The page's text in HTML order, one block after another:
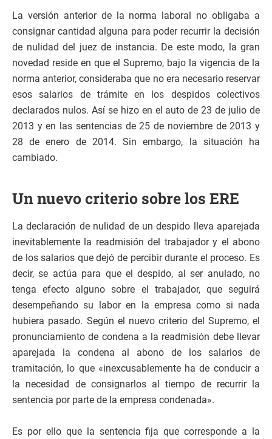
La versión anterior de la norma laboral no obligaba a
consignar cantidad alguna para poder recurrir la decisión
de nulidad del juez de instancia. De este modo, la gran
novedad reside en que el Supremo, bajo la vigencia de la
norma anterior, consideraba que no era necesario reservar
esos salarios de trámite en los despidos colectivos
declarados nulos. Así se hizo en el auto de 23 de julio de
2013 y en las sentencias de 25 de noviembre de 2013 y
28 de enero de 2014. Sin embargo, la situación ha
cambiado.
Un nuevo criterio sobre los ERE
La declaración de nulidad de un despido lleva aparejada
inevitablemente la readmisión del trabajador y el abono
de los salarios que dejó de percibir durante el proceso. Es
decir, se actúa para que el despido, al ser anulado, no
tenga efecto alguno sobre el trabajador, que seguirá
desempeñando su labor en la empresa como si nada
hubiera pasado. Según el nuevo criterio del Supremo, el
pronunciamiento de condena a la readmisión debe llevar
aparejada la condena al abono de los salarios de
tramitación, lo que «inexcusablemente ha de conducir a
la necesidad de consignarlos al tiempo de recurrir la
sentencia por parte de la empresa condenada».
Es por ello que la sentencia fija que corresponde a la